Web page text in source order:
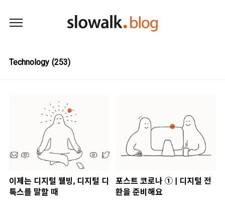
Technology (253)
이제는 디지털 웰빙, 디지털 디
톡스를 말할 때
포스트 코로나 ① | 디지털 전
환을 준비해요